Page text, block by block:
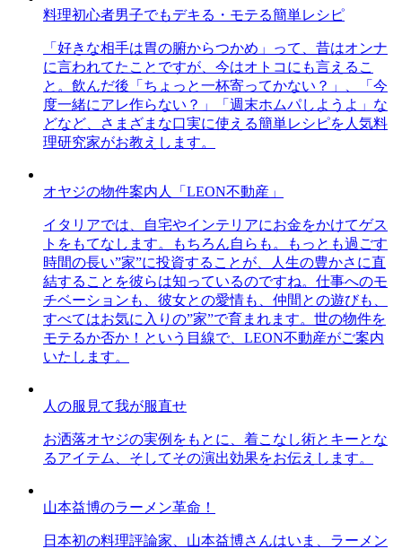
料理初心者男子でもデキる・モテる簡単レシピ
「好きな相手は胃の腑からつかめ」って、昔はオンナ
に言われてたことですが、今はオトコにも言えるこ
と。飲んだ後「ちょっと一杯寄ってかない？」、「今
度一緒にアレ作らない？」「週末ホムパしようよ」な
どなど、さまざまな口実に使える簡単レシピを人気料
理研究家がお教えします。
オヤジの物件案内人「LEON不動産」
イタリアでは、自宅やインテリアにお金をかけてゲス
トをもてなします。もちろん自らも。もっとも過ごす
時間の長い”家”に投資することが、人生の豊かさに直
結することを彼らは知っているのですね。仕事へのモ
チベーションも、彼女との愛情も、仲間との遊びも、
すべてはお気に入りの”家”で育まれます。世の物件を
モテるか否か！という目線で、LEON不動産がご案内
いたします。
人の服見て我が服直せ
お洒落オヤジの実例をもとに、着こなし術とキーとな
るアイテム、そしてその演出効果をお伝えします。
山本益博のラーメン革命！
日本初の料理評論家、山本益博さんはいま、ラーメン